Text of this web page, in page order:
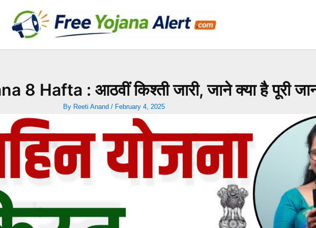
Hafta : आठवीं किश्ती जारी, जाने क्या है पूरी
By Reeti Anand / February 4, 2025